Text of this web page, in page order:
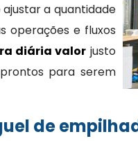
a quantidade
operações e fluxos
diária valor justo
para serem
de